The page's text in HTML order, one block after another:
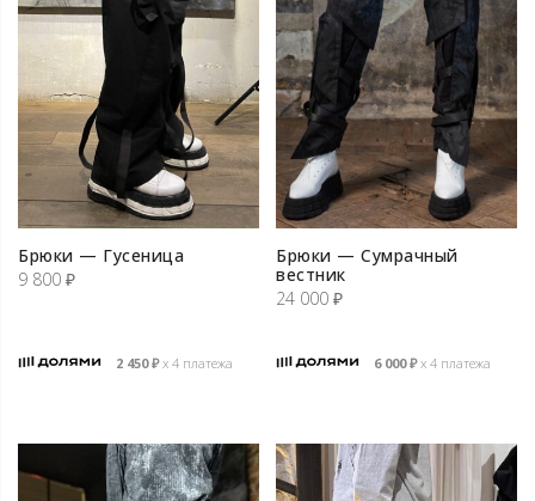
Брюки — Гусеница
9 800 ₽
2 450₽х 4 платежа
Брюки — Сумрачный
вестник
24 000 ₽
6 000₽х 4 платежа